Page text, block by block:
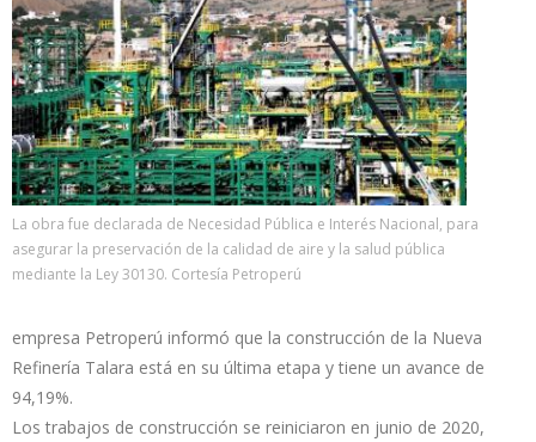
La obra fue declarada de Necesidad Pública e Interés Nacional, para
asegurar la preservación de la calidad de aire y la salud pública
mediante la Ley 30130. Cortesía Petroperú
empresa Petroperú informó que la construcción de la Nueva
Refinería Talara está en su última etapa y tiene un avance de
94,19%.
Los trabajos de construcción se reiniciaron en junio de 2020,